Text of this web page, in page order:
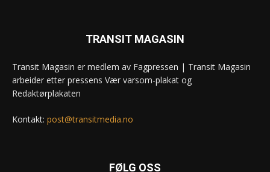
TRANSIT MAGASIN
Transit Magasin er medlem av Fagpressen | Transit Magasin
arbeider etter pressens Vær varsom-plakat og
Redaktørplakaten
Kontakt: post@transitmedia.no
FØLG OSS